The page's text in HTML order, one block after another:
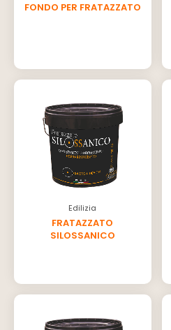
FONDO PER FRATAZZATO
Edilizia
FRATAZZATO
SILOSSANICO